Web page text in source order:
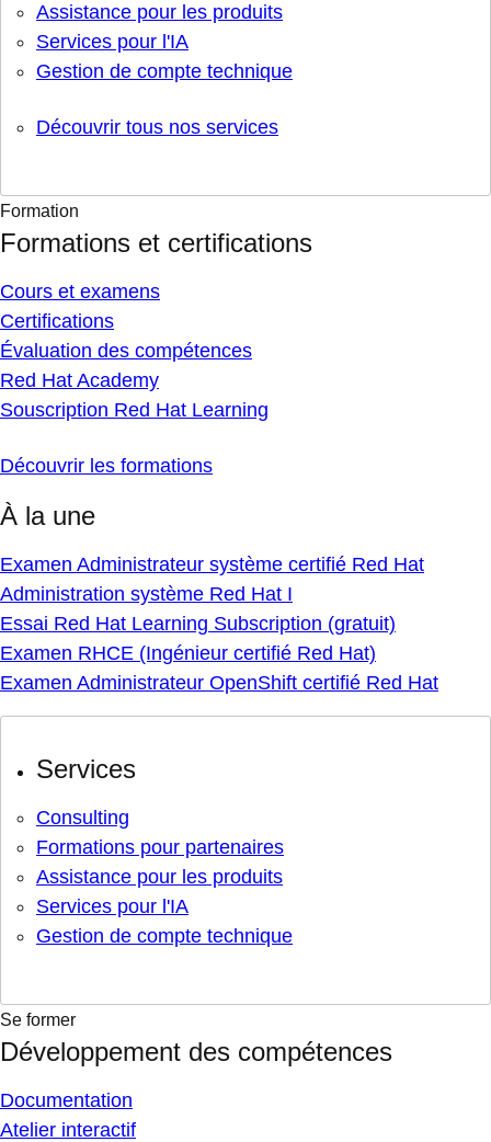
Assistance pour les produits
Services pour l'IA
Gestion de compte technique
Découvrir tous nos services
Formation
Formations et certifications
Cours et examens
Certifications
Évaluation des compétences
Red Hat Academy
Souscription Red Hat Learning
Découvrir les formations
À la une
Examen Administrateur système certifié Red Hat
Administration système Red Hat I
Essai Red Hat Learning Subscription (gratuit)
Examen RHCE (Ingénieur certifié Red Hat)
Examen Administrateur OpenShift certifié Red Hat
Services
Consulting
Formations pour partenaires
Assistance pour les produits
Services pour l'IA
Gestion de compte technique
Se former
Développement des compétences
Documentation
Atelier interactif